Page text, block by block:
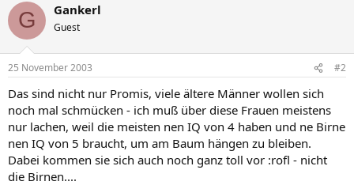
G Gankerl
Guest
25 November 2003 #2
Das sind nicht nur Promis, viele ältere Männer wollen sich
noch mal schmücken - ich muß über diese Frauen meistens
nur lachen, weil die meisten nen IQ von 4 haben und ne Birne
nen IQ von 5 braucht, um am Baum hängen zu bleiben.
Dabei kommen sie sich auch noch ganz toll vor :rofl - nicht
die Birnen....